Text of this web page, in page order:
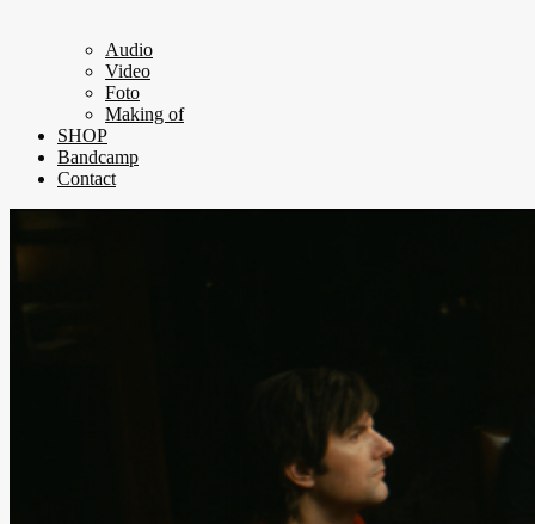
Audio
Video
Foto
Making of
SHOP
Bandcamp
Contact